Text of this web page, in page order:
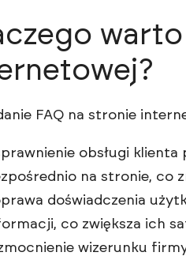
FAQ na stronie
obsługi
na stronie, co
doświadczenia
co zwiększa ich
wizerunku